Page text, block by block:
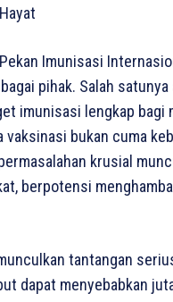
Imunisasi
pihak. Salah
imunisasi lengkap bagi
bukan cuma
krusial
berpotensi
tantangan
dapat menyebabkan